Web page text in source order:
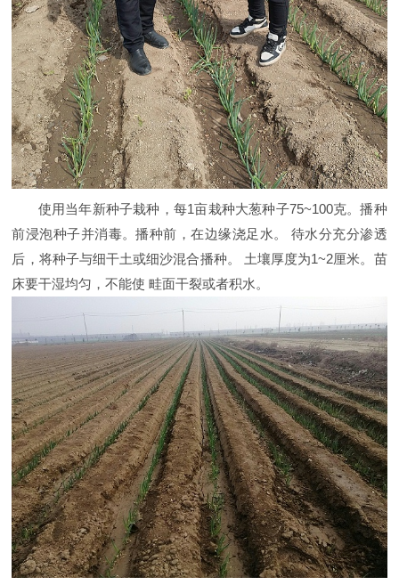
使用当年新种子栽种，每1亩栽种大葱种子75~100克。播种
前浸泡种子并消毒。播种前，在边缘浇足水。 待水分充分渗透
后，将种子与细干土或细沙混合播种。 土壤厚度为1~2厘米。苗
床要干湿均匀，不能使 畦面干裂或者积水。